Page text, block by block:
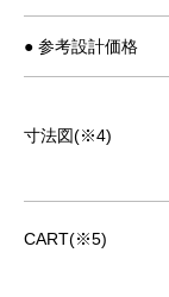
● 参考設計価格
寸法図(※4)
CART(※5)